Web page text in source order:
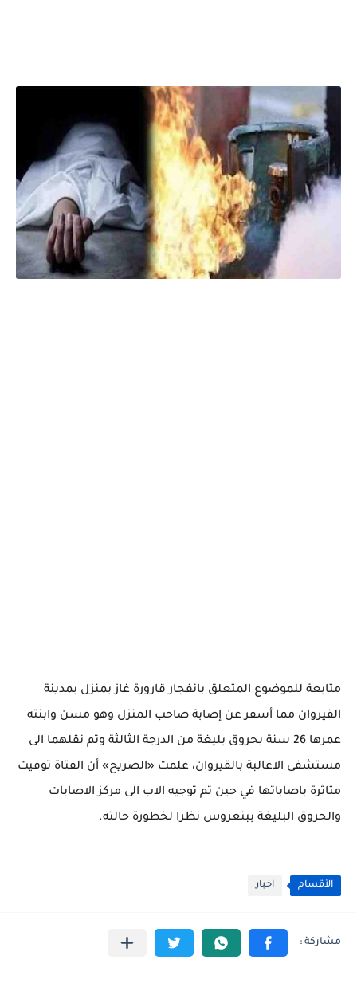
متابعة للموضوع المتعلق بانفجار قارورة غاز بمنزل بمدينة
القيروان مما أسفر عن إصابة صاحب المنزل وهو مسن وابنته
عمرها 26 سنة بحروق بليغة من الدرجة الثالثة وتم نقلهما الى
مستشفى الاغالبة بالقيروان، علمت «الصريح» أن الفتاة توفيت
متاثرة باصاباتها في حين تم توجيه الاب الى مركز الاصابات
والحروق البليغة ببنعروس نظرا لخطورة حالته.
الأقسام اخبار